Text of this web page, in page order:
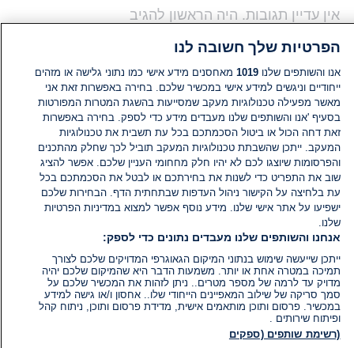
אין עדיין תגובות. היה הראשון להגיב
הוסף תגובה
הפרטיות שלך חשובה לנו
אנו והשותפים שלנו1019 מאחסנים מידע אישי כמו נתוני גלישה או מזהים
ייחודיים וניגשים למידע אישי במכשיר שלכם. בחירה באפשרות זאת אני
מאשר מפעילה טכנולוגיות מעקב שמסייעות בהשגת המטרות המפורטות
בסעיף 'אנו והשותפים שלנו מעבדים מידע כדי לספק. בחירה באפשרות
זאת דחה הכול או ביטול הסכמתכם בכל עת תשבית את טכנולוגיות
המעקב. ייתכן שהשבתת טכנולוגיות המעקב תוביל לכך שחלק מהתכנים
והפרסומות שיוצגו לכם לא יהיו חלק מחחומי העניין שלכם. אפשר להציג
שוב את התפריט כדי לשנות את בחירתכם או לבטל את הסכמתכם בכל
עת בלחיצה על הקישור ניהול העדפות שבתחתית הדף. הבחירות שלכם
ישפיעו על אתר אישי שלנו. מידע נוסף אפשר למצוא במדיניות הפרטיות
שלנו.
אנחנו והשותפים שלנו מעבדים נתונים כדי לספק:
ייתכן שייעשה שימוש בנתוני המיקום הגאוגרפי המדויקים שלכם לצורך
תמיכה במטרה אחת או יותר. משמעות הדבר היא שהמיקום שלכם יהיה
מדויק עד לרמה של מספר מטרים.. ניתן לזהות את המכשיר שלכם על
סמך סריקה של שילוב המאפיינים הייחודי שלו.. אחסון ו/או גישה למידע
במכשיר. פרסום ותוכן מותאמים אישית, מדידת פרסום ותוכן, ניתוח קהל
ופיתוח שירותים .
(רשימת שותפים (ספקים